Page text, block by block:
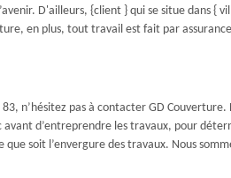
D'ailleurs, {client } qui se situe dans {
en plus, tout travail est fait par
83, n’hésitez pas à contacter GD
avant d’entreprendre les travaux, pour
soit l’envergure des travaux. Nous